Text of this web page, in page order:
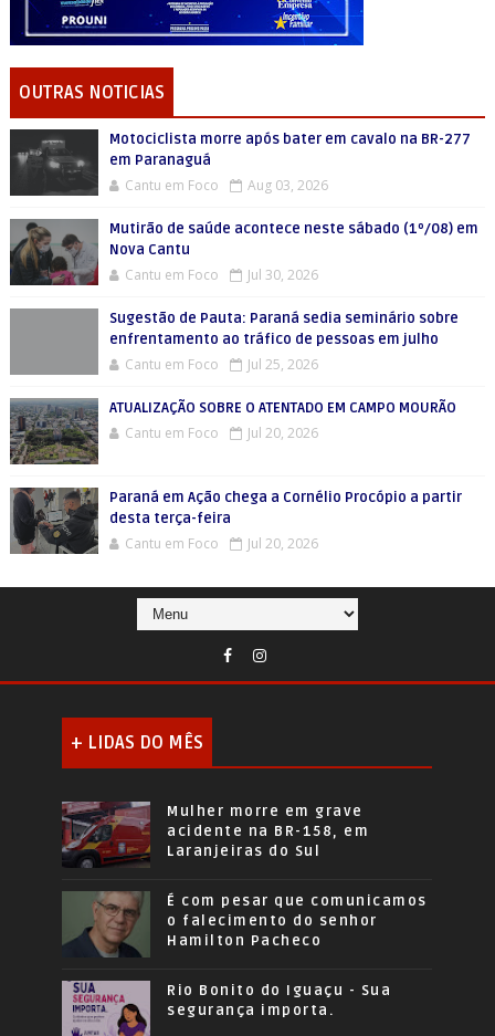
OUTRAS NOTICIAS
Motociclista morre após bater em cavalo na BR-277
em Paranaguá
Cantu em Foco Aug 03, 2026
Mutirão de saúde acontece neste sábado (1º/08) em
Nova Cantu
Cantu em Foco Jul 30, 2026
Sugestão de Pauta: Paraná sedia seminário sobre
enfrentamento ao tráfico de pessoas em julho
Cantu em Foco Jul 25, 2026
ATUALIZAÇÃO SOBRE O ATENTADO EM CAMPO MOURÃO
Cantu em Foco Jul 20, 2026
Paraná em Ação chega a Cornélio Procópio a partir
desta terça-feira
Cantu em Foco Jul 20, 2026
+ LIDAS DO MÊS
Mulher morre em grave
acidente na BR-158, em
Laranjeiras do Sul
É com pesar que comunicamos
o falecimento do senhor
Hamilton Pacheco
Rio Bonito do Iguaçu - Sua
segurança importa.